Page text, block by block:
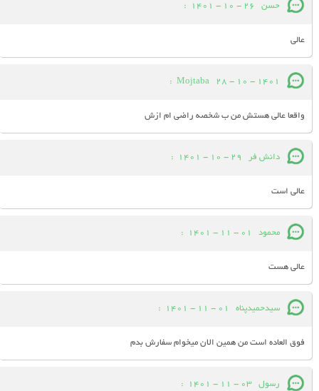
حسن 26 - 10 - 1401
:
عالی
Mojtaba 28 - 10 - 1401
:
واقعا عالی هستش من ب شخصه راضی ام ازش
دانش فر 29 - 10 - 1401
:
عالی است
محمود 01 - 11 - 1401
:
عالی هست
سیدحمیدپناه 01 - 11 - 1401
:
فوق العاده است من همین الان میخوام سفارش بدم
رسول 03 - 11 - 1401
: